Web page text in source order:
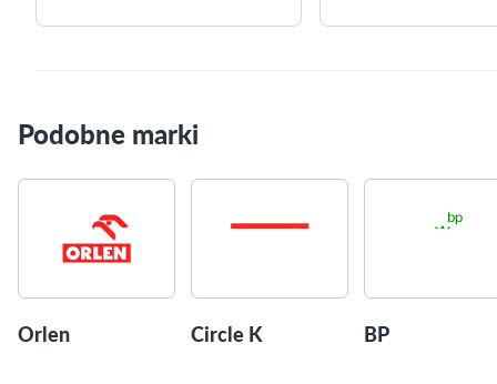
Podobne marki
Orlen Circle K BP